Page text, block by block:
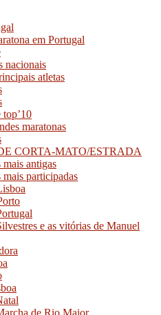
em Portugal
nacionais
atletas
top’10
maratonas
CORTA-MATO/ESTRADA
antigas
participadas
e as vitórias de Manuel
de Rio Maior